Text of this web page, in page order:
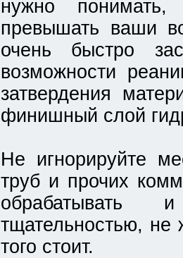
нужно
превышать ваши
очень быстро
возможности
затвердения
финишный слой
Не игнорируйте
труб и прочих
тщательностью, не
того стоит.